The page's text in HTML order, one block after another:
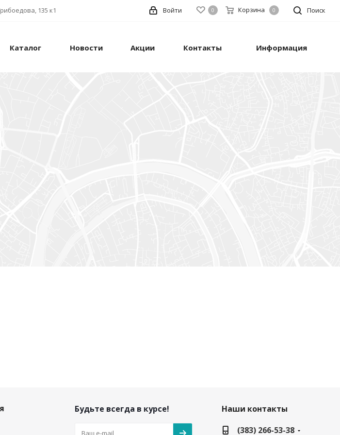
135 к1 Поиск
0 Корзина 0
Войти
Каталог Новости Акции Контакты Информация
Будьте всегда в курсе!
Наши контакты
(383) 266-53-38